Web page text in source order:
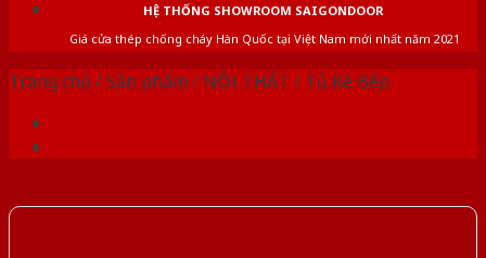
HỆ THỐNG SHOWROOM SAIGONDOOR
Giá cửa thép chống cháy Hàn Quốc tại Việt Nam mới nhất năm 2021
Trang chủ /Sản phẩm / NỘI THẤT / Tủ Kệ Bếp